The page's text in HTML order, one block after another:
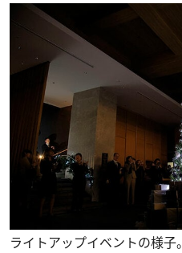
ライトアップイベントの様子。